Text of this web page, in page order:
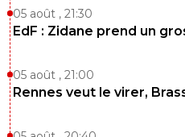
05 août , 21:30
EdF : Zidane prend un
05 août , 21:00
Rennes veut le virer,